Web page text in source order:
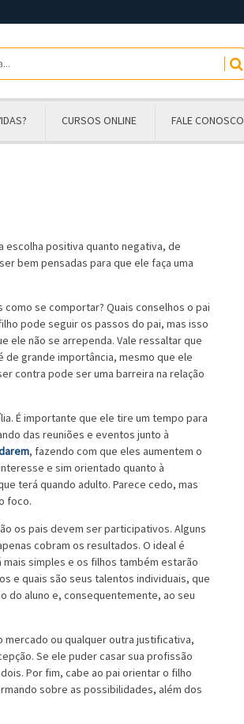
CURSOS ONLINE FALE CONOSCO
escolha positiva quanto negativa, de
bem pensadas para que ele faça uma
se comportar? Quais conselhos o pai
pode seguir os passos do pai, mas isso
ele não se arrependa. Vale ressaltar que
de grande importância, mesmo que ele
contra pode ser uma barreira na relação
É importante que ele tire um tempo para
das reuniões e eventos junto à
, fazendo com que eles aumentem o
e sim orientado quanto à
terá quando adulto. Parece cedo, mas
foco.
os pais devem ser participativos. Alguns
cobram os resultados. O ideal é
simples e os filhos também estarão
e quais são seus talentos individuais, que
do aluno e, consequentemente, ao seu
mercado ou qualquer outra justificativa,
Se ele puder casar sua profissão
Por fim, cabe ao pai orientar o filho
sobre as possibilidades, além dos